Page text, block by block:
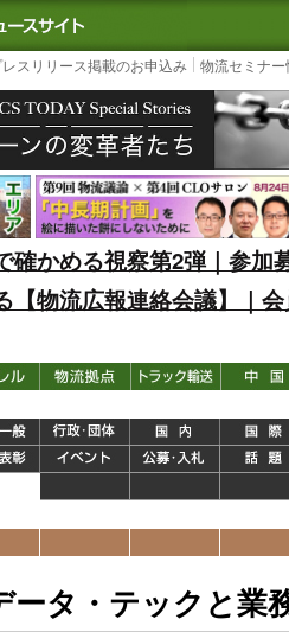
｜国内最大の物流ニュースサイト
3PL,
スリリース掲載のお申込み 物流セミナ
確かめる視察第2弾｜参加
【物流広報連絡会議】｜
ータ・テックと業